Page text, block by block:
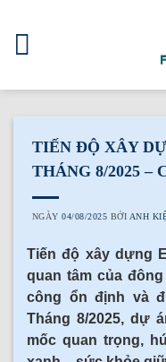
content
TIẾN ĐỘ XÂY
THÁNG 8/2025 –
NGÀY04/08/2025 BỞI ANH
Tiến độ xây dựng
quan tâm của
công ổn định và
Tháng 8/2025, dự
mốc quan trọng,